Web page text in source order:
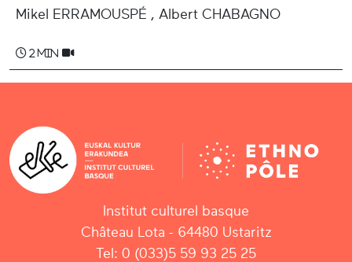
Mikel ERRAMOUSPÉ , Albert CHABAGNO
2 min
Institut culturel basque
Château Lota - 64480 Ustaritz
Tel: 0 (033)5 59 93 25 25